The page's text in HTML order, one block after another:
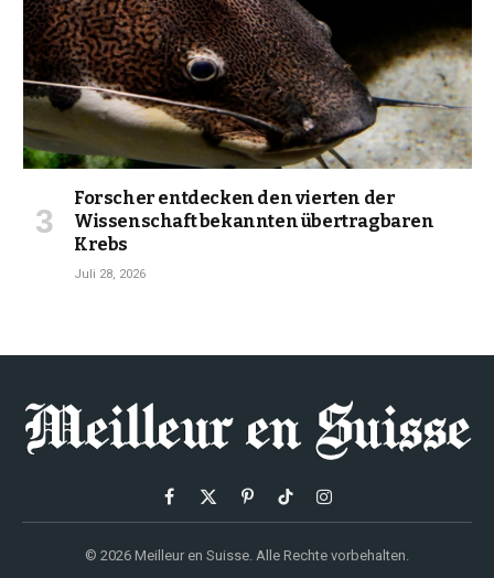
Forscher entdecken den vierten der
Wissenschaft bekannten übertragbaren
Krebs
Juli 28, 2026
Facebook
X
PinterestTikTokInstagram
© 2026 Meilleur en Suisse. Alle Rechte vorbehalten.